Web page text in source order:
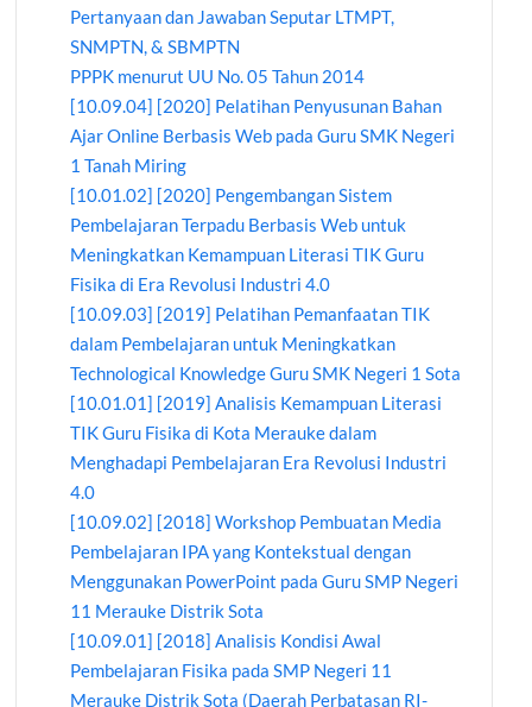
Pertanyaan dan Jawaban Seputar LTMPT,
SNMPTN, & SBMPTN
PPPK menurut UU No. 05 Tahun 2014
[10.09.04] [2020] Pelatihan Penyusunan Bahan
Ajar Online Berbasis Web pada Guru SMK Negeri
1 Tanah Miring
[10.01.02] [2020] Pengembangan Sistem
Pembelajaran Terpadu Berbasis Web untuk
Meningkatkan Kemampuan Literasi TIK Guru
Fisika di Era Revolusi Industri 4.0
[10.09.03] [2019] Pelatihan Pemanfaatan TIK
dalam Pembelajaran untuk Meningkatkan
Technological Knowledge Guru SMK Negeri 1 Sota
[10.01.01] [2019] Analisis Kemampuan Literasi
TIK Guru Fisika di Kota Merauke dalam
Menghadapi Pembelajaran Era Revolusi Industri
4.0
[10.09.02] [2018] Workshop Pembuatan Media
Pembelajaran IPA yang Kontekstual dengan
Menggunakan PowerPoint pada Guru SMP Negeri
11 Merauke Distrik Sota
[10.09.01] [2018] Analisis Kondisi Awal
Pembelajaran Fisika pada SMP Negeri 11
Merauke Distrik Sota (Daerah Perbatasan RI-